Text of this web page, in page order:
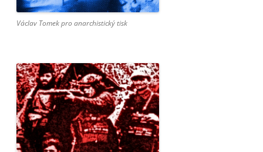
Václav Tomek pro anarchistický tisk